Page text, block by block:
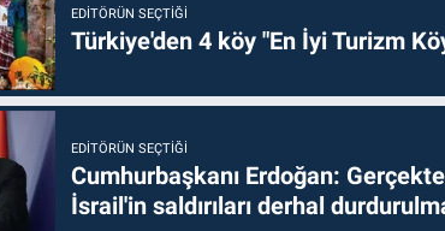
EDITÖRÜN SEÇTIĞI
Türkiye'den 4 köy "En İyi Turizm
EDITÖRÜN SEÇTIĞI
Cumhurbaşkanı Erdoğan:
İsrail'in saldırıları derhal